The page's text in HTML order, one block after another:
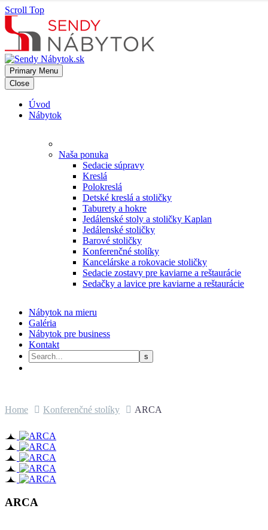
Scroll Top
Primary Menu
Close
Úvod
Nábytok
Naša ponuka
Sedacie súpravy
Kreslá
Polokreslá
Detské kreslá a stoličky
Taburety a hokre
Jedálenské stoly a stoličky Kaplan
Jedálenské stoličky
Barové stoličky
Konferenčné stolíky
Kancelárske a rokovacie stoličky
Sedacie zostavy pre kaviarne a reštaurácie
Sedačky a lavice pre kaviarne a reštaurácie
Nábytok na mieru
Galéria
Nábytok pre business
Kontakt
Home Konferenčné stolíky ARCA
ARCA